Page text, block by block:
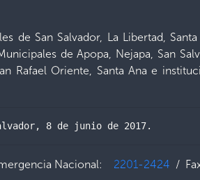
de San Salvador, La Libertad,
de Apopa, Nejapa, San
Rafael Oriente, Santa Ana e
8 de junio de 2017.
Nacional: 2201-2424 /